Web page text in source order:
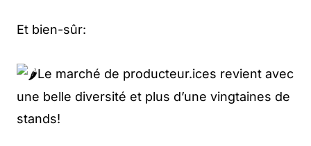
Et bien-sûr:
Le marché de producteur.ices revient avec
une belle diversité et plus d’une vingtaines de
stands!